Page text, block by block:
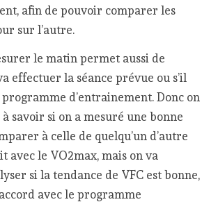
afin de pouvoir comparer les
sur l’autre.
le matin permet aussi de
effectuer la séance prévue ou s’il
d’entrainement. Donc on
savoir si on a mesuré une bonne
à celle de quelqu’un d’autre
avec le VO2max, mais on va
si la tendance de VFC est bonne,
avec le programme